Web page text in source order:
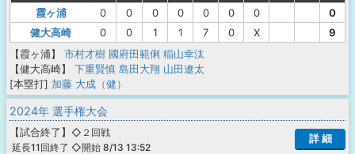
霞ヶ浦
0 0 0 0 0 0 0
0
健大高崎
0 0 1 1 7 0 X
9
【霞ヶ浦】
市村才樹 國府田範俐 稲山幸汰
【健大高崎】
下重賢慎 島田大翔 山田遼太
[本塁打] 加藤 大成（健）
2024年 選手権大会
【試合終了 】
延長11回終了
◇２回戦
◇開始 8/13 13:52
詳 細